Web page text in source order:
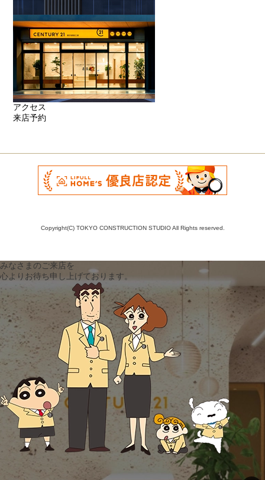
アクセス
来店予約
Copyright(C) TOKYO CONSTRUCTION STUDIO All Rights reserved.
みなさまのご来店を
心よりお待ち申し上げております。